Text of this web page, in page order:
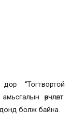
“Тогтвортой
өөрчлөлт:
болж байна.